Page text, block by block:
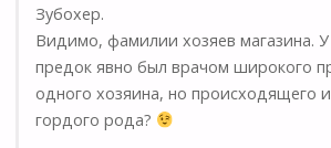
Зубохер.
Видимо, фамилии хозяев магазина. У
предок явно был врачом широкого
одного хозяина, но происходящего
гордого рода?